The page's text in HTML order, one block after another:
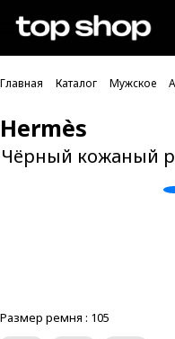
Проверка хлебных
Главная Каталог Мужское
Hermès
Чёрный кожаный
Размер ремня : 105